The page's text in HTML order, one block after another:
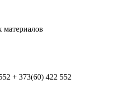
материалов
+ 373(60) 422 552